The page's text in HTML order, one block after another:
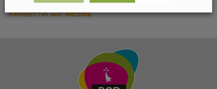
Kenderc’hel war Bécédia